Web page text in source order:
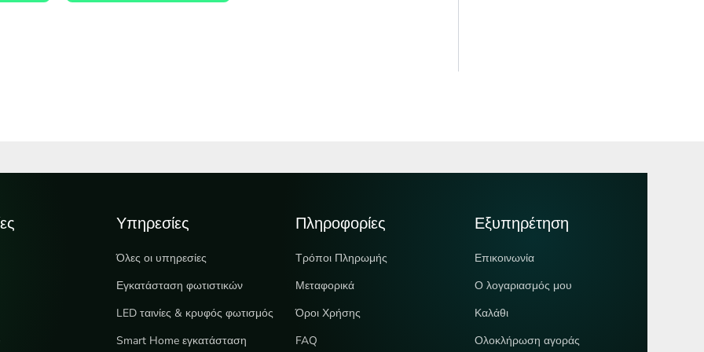
Υπηρεσίες
Όλες οι υπηρεσίες
Εγκατάσταση φωτιστικών
LED ταινίες & κρυφός φωτισμός
Smart Home εγκατάσταση
Πληροφορίες
Τρόποι Πληρωμής
Μεταφορικά
Όροι Χρήσης
FAQ
Εξυπηρέτηση
Επικοινωνία
Ο λογαριασμός μου
Καλάθι
Ολοκλήρωση αγοράς